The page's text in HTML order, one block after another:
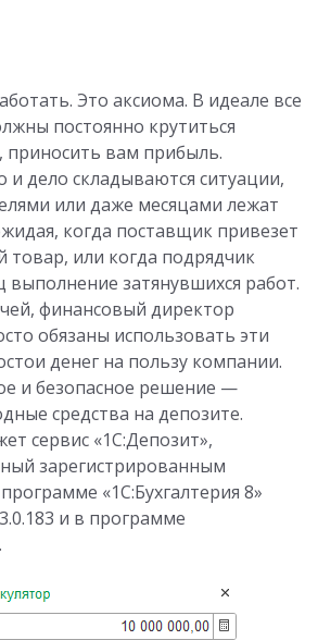
Это аксиома. В идеале все
постоянно крутиться
приносить вам прибыль.
и дело складываются ситуации,
или даже месяцами лежат
когда поставщик привезет
товар, или когда подрядчик
выполнение затянувшихся работ.
финансовый директор
обязаны использовать эти
денег на пользу компании.
и безопасное решение —
средства на депозите.
сервис «1С:Депозит»,
зарегистрированным
«1С:Бухгалтерия 8»
и в программе